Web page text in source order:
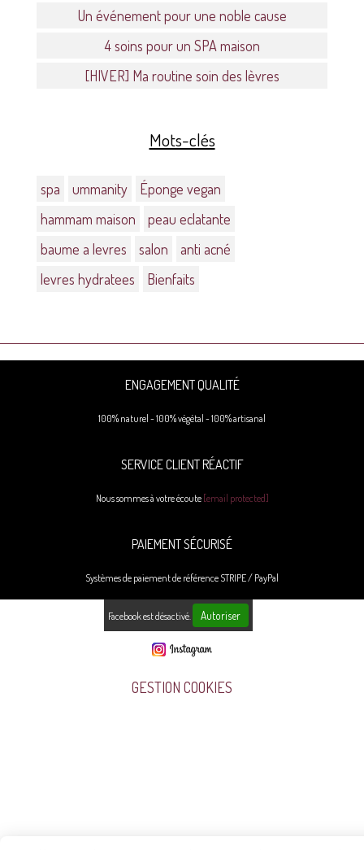
Un événement pour une noble cause
4 soins pour un SPA maison
[HIVER] Ma routine soin des lèvres
Mots-clés
spa ummanity
Éponge vegan
hammam maison
peau eclatante
baume a levres
salon
anti acné
levres hydratees
Bienfaits
ENGAGEMENT QUALITÉ
100% naturel - 100% végétal - 100% artisanal
SERVICE CLIENT RÉACTIF
Nous sommes à votre écoute [email protected]
PAIEMENT SÉCURISÉ
Systèmes de paiement de référence STRIPE / PayPal
Facebook est désactivé. Autoriser
GESTION COOKIES